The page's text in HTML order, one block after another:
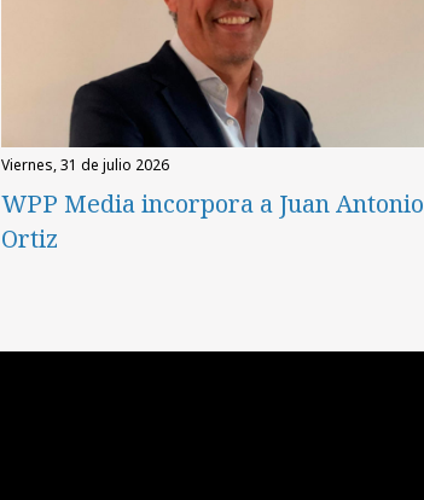
viernes, 31 de julio 2026
WPP Media incorpora a Juan Antonio
Ortiz